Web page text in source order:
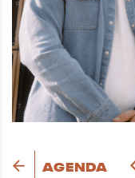
AGENDA